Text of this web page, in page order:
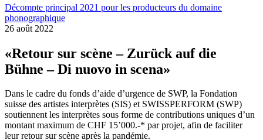
Décompte principal 2021 pour les producteurs du domaine
phonographique
26 août 2022
«Retour sur scène – Zurück auf die
Bühne – Di nuovo in scena»
Dans le cadre du fonds d’aide d’urgence de SWP, la Fondation
suisse des artistes interprètes (SIS) et SWISSPERFORM (SWP)
soutiennent les interprètes sous forme de contributions uniques d’un
montant maximum de CHF 15’000.-* par projet, afin de faciliter
leur retour sur scène après la pandémie.